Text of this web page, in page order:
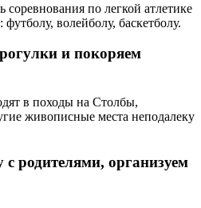
по легкой атлетике
волейболу, баскетболу.
и покоряем
в походы на Столбы,
живописные места неподалеку
родителями, организуем